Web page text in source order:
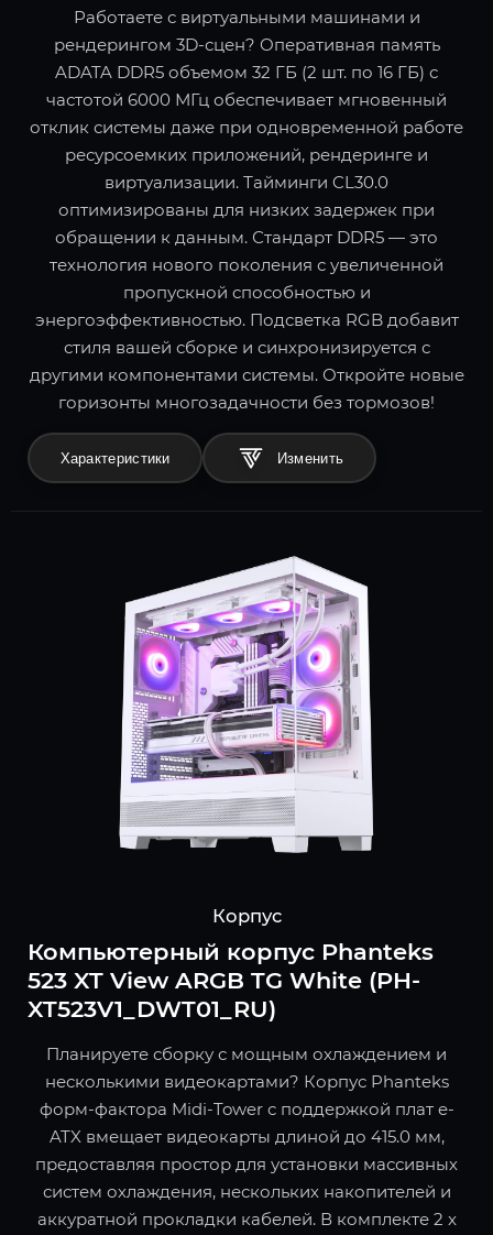
Работаете с виртуальными машинами и
рендерингом 3D-сцен? Оперативная память
ADATA DDR5 объемом 32 ГБ (2 шт. по 16 ГБ) с
частотой 6000 МГц обеспечивает мгновенный
отклик системы даже при одновременной работе
ресурсоемких приложений, рендеринге и
виртуализации. Тайминги CL30.0
оптимизированы для низких задержек при
обращении к данным. Стандарт DDR5 — это
технология нового поколения с увеличенной
пропускной способностью и
энергоэффективностью. Подсветка RGB добавит
стиля вашей сборке и синхронизируется с
другими компонентами системы. Откройте новые
горизонты многозадачности без тормозов!
Характеристики
Корпус
Компьютерный корпус Phanteks
523 XT View ARGB TG White (PH-
XT523V1_DWT01_RU)
Планируете сборку с мощным охлаждением и
несколькими видеокартами? Корпус Phanteks
форм-фактора Midi-Tower с поддержкой плат e-
ATX вмещает видеокарты длиной до 415.0 мм,
предоставляя простор для установки массивных
систем охлаждения, нескольких накопителей и
аккуратной прокладки кабелей. В комплекте 2 x